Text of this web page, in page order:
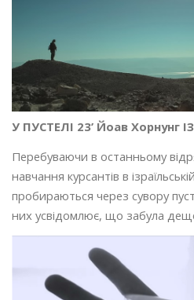
У ПУСТЕЛІ 23’ Йоав Хорнунг
Перебуваючи в останньому
навчання курсантів в
пробираються через сувору
них усвідомлює, що забула